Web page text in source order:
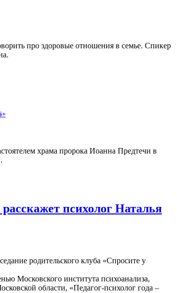
про здоровые отношения в семье. Спикер
храма пророка Иоанна Предтечи в
психолог Наталья
родительского клуба «Спросите у
Московского института психоанализа,
области, «Педагог-психолог года –